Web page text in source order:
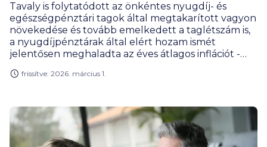
Tavaly is folytatódott az önkéntes nyugdíj- és
egészségpénztári tagok által megtakarított vagyon
növekedése és tovább emelkedett a taglétszám is,
a nyugdíjpénztárak által elért hozam ismét
jelentősen meghaladta az éves átlagos inflációt -
Szövetsége (ÖPOSZ).
frissítve: 2026. március 1.